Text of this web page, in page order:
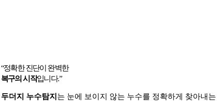
“정확한 진단이 완벽한
복구의 시작입니다.”
두더지 누수탐지 는 눈에 보이지 않는 누수를 정확하게 찾아내는